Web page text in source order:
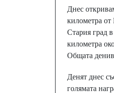
Днес
километра от
Стария град
километра
Общата
Денят днес
голямата